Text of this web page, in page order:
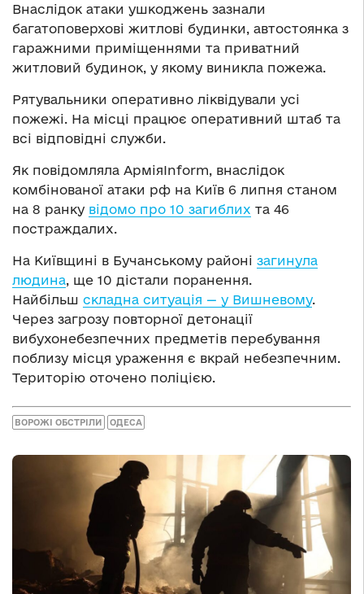
Внаслідок атаки ушкоджень зазнали
багатоповерхові житлові будинки, автостоянка з
гаражними приміщеннями та приватний
житловий будинок, у якому виникла пожежа.
Рятувальники оперативно ліквідували усі
пожежі. На місці працює оперативний штаб та
всі відповідні служби.
Як повідомляла АрміяInform, внаслідок
комбінованої атаки рф на Київ 6 липня станом
на 8 ранку відомо про 10 загиблих та 46
постраждалих.
На Київщині в Бучанському районі загинула
людина, ще 10 дістали поранення.
Найбільш складна ситуація — у Вишневому.
Через загрозу повторної детонації
вибухонебезпечних предметів перебування
поблизу місця ураження є вкрай небезпечним.
Територію оточено поліцією.
ВОРОЖІ ОБСТРІЛИ ОДЕСА